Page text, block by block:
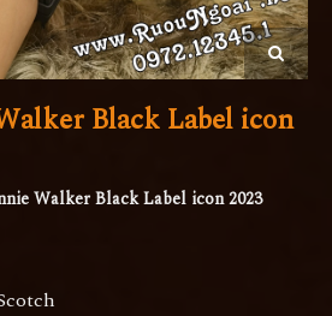
Black Label icon
Walker Black Label icon 2023